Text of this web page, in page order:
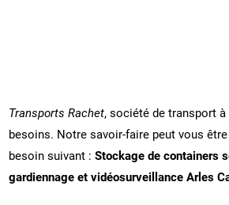
Transports Rachet, société de transport
besoins. Notre savoir-faire peut vous
besoin suivant :Stockage de containers
gardiennage et vidéosurveillance Arles